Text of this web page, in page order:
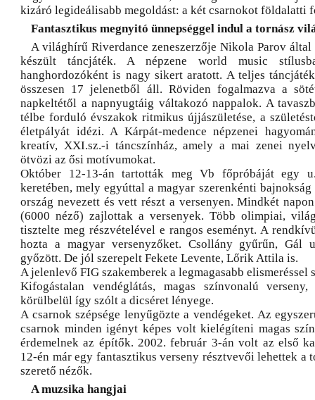
kizáró legideálisabb megoldást: a két csarnokot földalatti
Fantasztikus megnyitó ünnepséggel indul a tornász
A világhírű Riverdance zeneszerzője Nikola Parov által
készült táncjáték. A népzene world music
hanghordozóként is nagy sikert aratott. A teljes
összesen 17 jelenetből áll. Röviden fogalmazva a
napkeltétől a napnyugtáig váltakozó nappalok. A
télbe forduló évszakok ritmikus újjászületése, a
életpályát idézi. A Kárpát-medence népzenei
kreatív, XXI.sz.-i táncszínház, amely a mai zenei
ötvözi az ősi motívumokat.
Október 12-13-án tartották meg Vb főpróbáját egy
keretében, mely egyúttal a magyar szerenkénti
ország nevezett és vett részt a versenyen. Mindkét
(6000 néző) zajlottak a versenyek. Több olimpiai,
tisztelte meg részvételével e rangos eseményt. A
hozta a magyar versenyzőket. Csollány gyűrűn, Gál
győzött. De jól szerepelt Fekete Levente, Lőrik Attila is.
A jelenlevő FIG szakemberek a legmagasabb elismeréssel
Kifogástalan vendéglátás, magas színvonalú verseny,
körülbelül így szólt a dicséret lényege.
A csarnok szépsége lenyűgözte a vendégeket. Az
csarnok minden igényt képes volt kielégíteni magas
érdemelnek az építők. 2002. február 3-án volt az első
12-én már egy fantasztikus verseny résztvevői lehettek a
szerető nézők.
A muzsika hangjai